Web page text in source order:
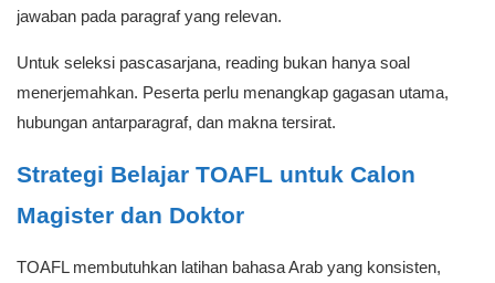
jawaban pada paragraf yang relevan.
Untuk seleksi pascasarjana, reading bukan hanya soal
menerjemahkan. Peserta perlu menangkap gagasan utama,
hubungan antarparagraf, dan makna tersirat.
Strategi Belajar TOAFL untuk Calon
Magister dan Doktor
TOAFL membutuhkan latihan bahasa Arab yang konsisten,